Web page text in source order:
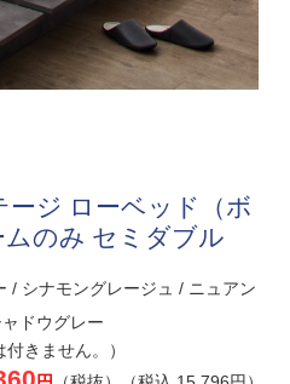
ージ ローベッド（ボ
のみ セミダブル
/ シナモングレージュ / ニュアン
ドウグレー
きません。）